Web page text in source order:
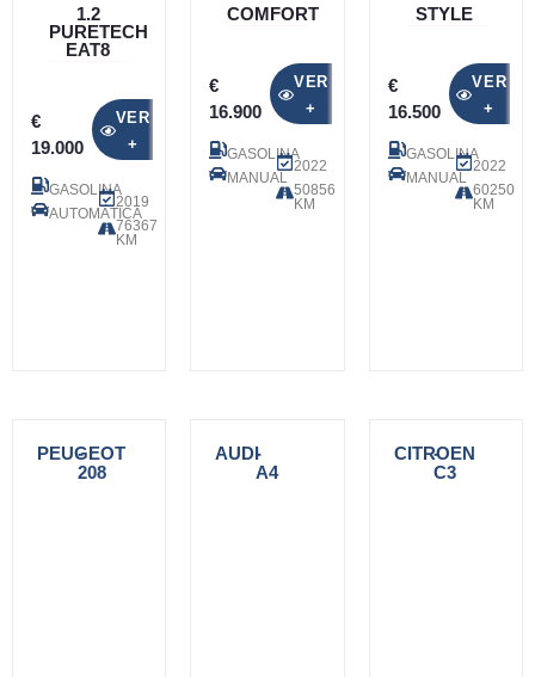
1.2
PURETECH
EAT8
€
19.000
VER
+
GASOLINA
AUTOMÁTICA
2019
76367
KM
COMFORT
€
16.900
VER
+
GASOLINA
MANUAL
2022
50856
KM
STYLE
€
16.500
VER
+
GASOLINA
MANUAL
2022
60250
KM
PEUGEOT
-
208
AUDI-
A4
CITROEN
-
C3